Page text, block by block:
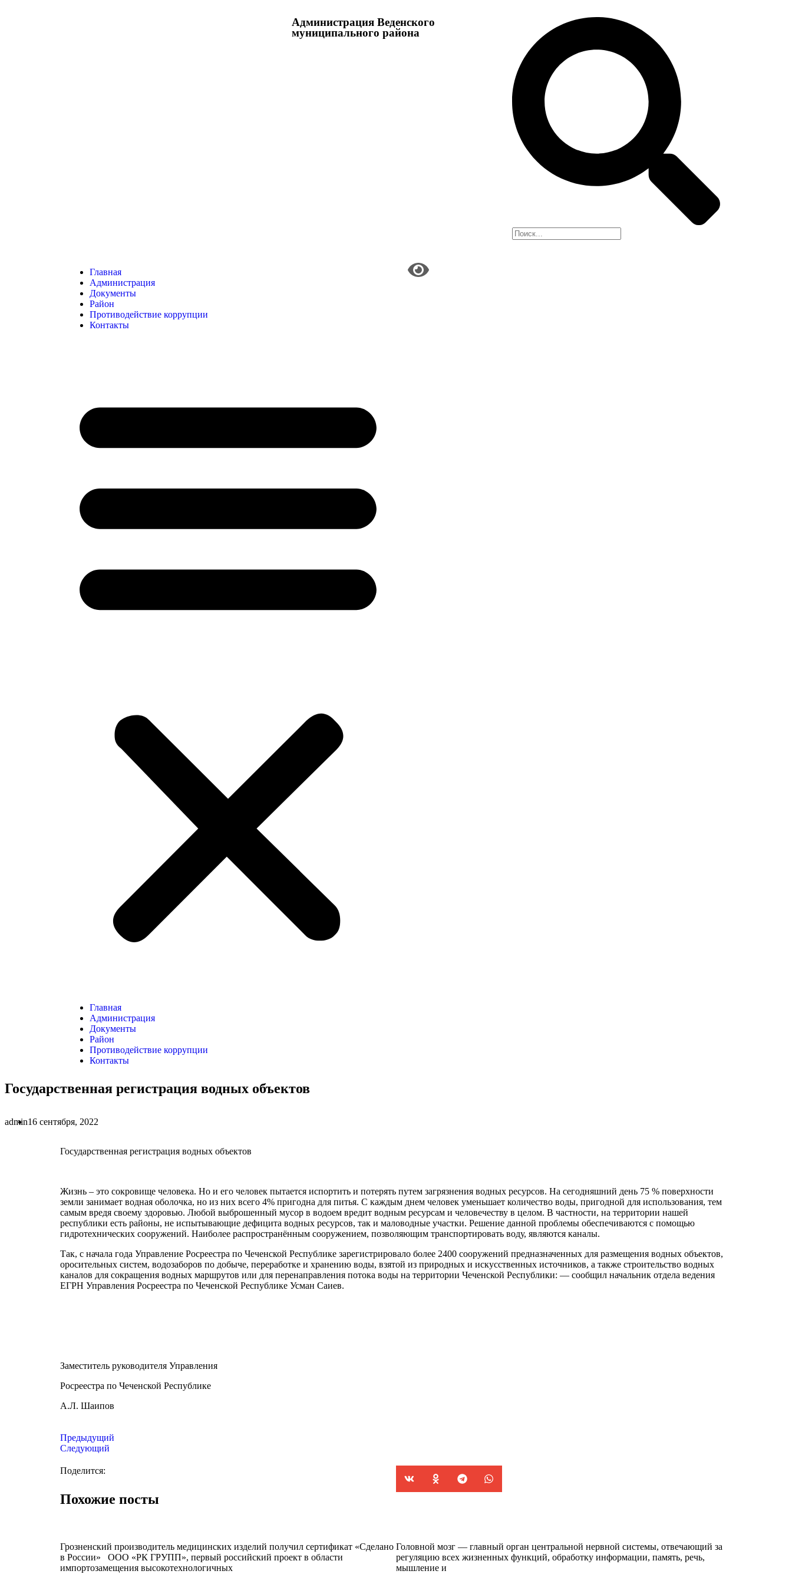
Администрация Веденского
муниципального района
Главная
Администрация
Документы
Район
Противодействие коррупции
Контакты
Главная
Администрация
Документы
Район
Противодействие коррупции
Контакты
Государственная регистрация водных объектов
admin16 сентября, 2022
Государственная регистрация водных объектов
Жизнь – это сокровище человека. Но и его человек пытается испортить и потерять путем загрязнения водных ресурсов. На сегодняшний день 75 % поверхности
земли занимает водная оболочка, но из них всего 4% пригодна для питья. С каждым днем человек уменьшает количество воды, пригодной для использования, тем
самым вредя своему здоровью. Любой выброшенный мусор в водоем вредит водным ресурсам и человечеству в целом. В частности, на территории нашей
республики есть районы, не испытывающие дефицита водных ресурсов, так и маловодные участки. Решение данной проблемы обеспечиваются с помощью
гидротехнических сооружений. Наиболее распространённым сооружением, позволяющим транспортировать воду, являются каналы.
Так, с начала года Управление Росреестра по Чеченской Республике зарегистрировало более 2400 сооружений предназначенных для размещения водных объектов,
оросительных систем, водозаборов по добыче, переработке и хранению воды, взятой из природных и искусственных источников, а также строительство водных
каналов для сокращения водных маршрутов или для перенаправления потока воды на территории Чеченской Республики: — сообщил начальник отдела ведения
ЕГРН Управления Росреестра по Чеченской Республике Усман Саиев.
Заместитель руководителя Управления
Росреестра по Чеченской Республике
А.Л. Шаипов
Предыдущий
Следующий
Поделится:
Похожие посты
Грозненский производитель медицинских изделий получил сертификат «Сделано
в России» ООО «РК ГРУПП», первый российский проект в области
импортозамещения высокотехнологичных
Головной мозг — главный орган центральной нервной системы, отвечающий за
регуляцию всех жизненных функций, обработку информации, память, речь,
мышление и